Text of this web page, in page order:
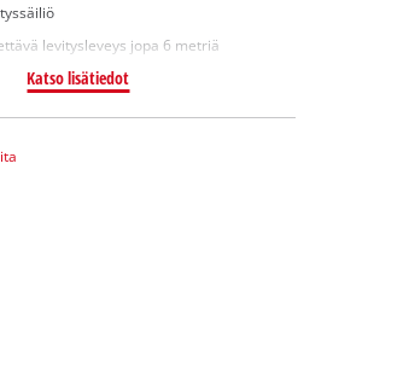
levitysleveys jopa 6 metriä
Katso lisätiedot